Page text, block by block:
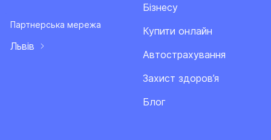
Партнерська мережа
Львів
Бізнесу
Купити онлайн
Автострахування
Захист здоров’я
Блог